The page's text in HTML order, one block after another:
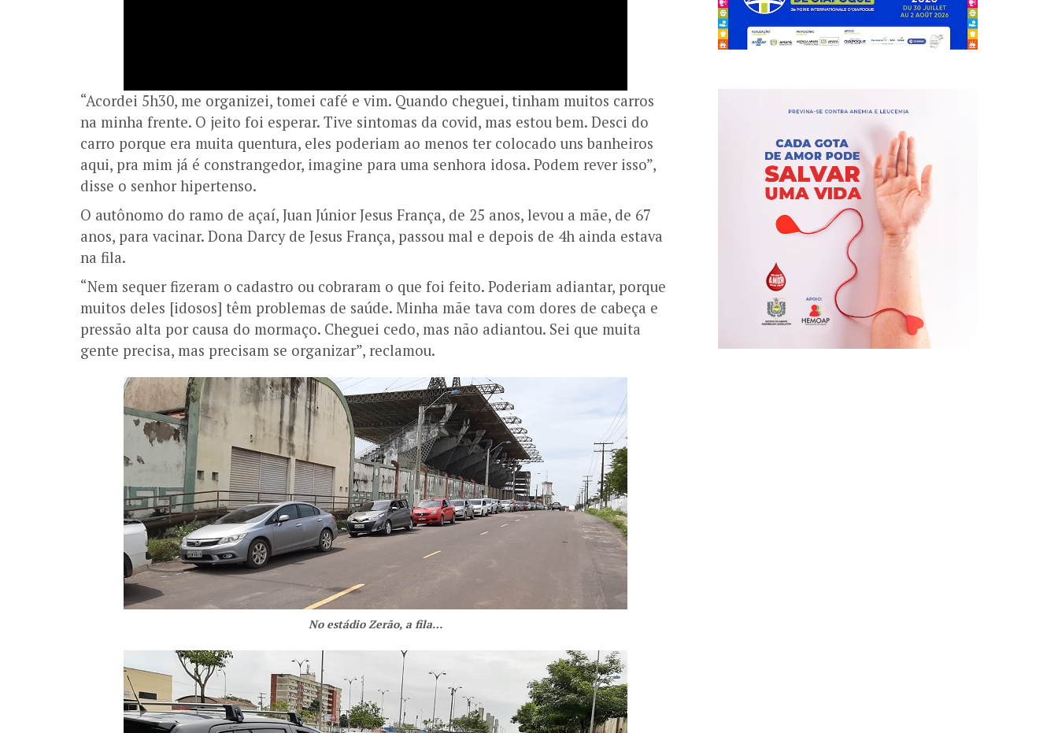
“Acordei 5h30, me organizei, tomei café e vim. Quando cheguei, tinham muitos carros
na minha frente. O jeito foi esperar. Tive sintomas da covid, mas estou bem. Desci do
carro porque era muita quentura, eles poderiam ao menos ter colocado uns banheiros
aqui, pra mim já é constrangedor, imagine para uma senhora idosa. Podem rever isso”,
disse o senhor hipertenso.
O autônomo do ramo de açaí, Juan Júnior Jesus França, de 25 anos, levou a mãe, de 67
anos, para vacinar. Dona Darcy de Jesus França, passou mal e depois de 4h ainda estava
na fila.
“Nem sequer fizeram o cadastro ou cobraram o que foi feito. Poderiam adiantar, porque
muitos deles [idosos] têm problemas de saúde. Minha mãe tava com dores de cabeça e
pressão alta por causa do mormaço. Cheguei cedo, mas não adiantou. Sei que muita
gente precisa, mas precisam se organizar”, reclamou.
No estádio Zerão, a fila…